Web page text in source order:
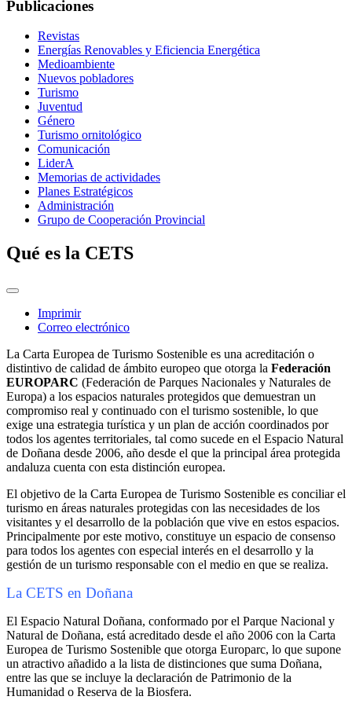
Publicaciones
Revistas
Energías Renovables y Eficiencia Energética
Medioambiente
Nuevos pobladores
Turismo
Juventud
Género
Turismo ornitológico
Comunicación
LiderA
Memorias de actividades
Planes Estratégicos
Administración
Grupo de Cooperación Provincial
Qué es la CETS
Imprimir
Correo electrónico
La Carta Europea de Turismo Sostenible es una acreditación o
distintivo de calidad de ámbito europeo que otorga la Federación
EUROPARC (Federación de Parques Nacionales y Naturales de
Europa) a los espacios naturales protegidos que demuestran un
compromiso real y continuado con el turismo sostenible, lo que
exige una estrategia turística y un plan de acción coordinados por
todos los agentes territoriales, tal como sucede en el Espacio Natural
de Doñana desde 2006, año desde el que la principal área protegida
andaluza cuenta con esta distinción europea.
El objetivo de la Carta Europea de Turismo Sostenible es conciliar el
turismo en áreas naturales protegidas con las necesidades de los
visitantes y el desarrollo de la población que vive en estos espacios.
Principalmente por este motivo, constituye un espacio de consenso
para todos los agentes con especial interés en el desarrollo y la
gestión de un turismo responsable con el medio en que se realiza.
La CETS en Doñana
El Espacio Natural Doñana, conformado por el Parque Nacional y
Natural de Doñana, está acreditado desde el año 2006 con la Carta
Europea de Turismo Sostenible que otorga Europarc, lo que supone
un atractivo añadido a la lista de distinciones que suma Doñana,
entre las que se incluye la declaración de Patrimonio de la
Humanidad o Reserva de la Biosfera.